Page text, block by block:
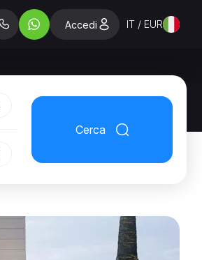
Accedi IT / EUR
Cerca